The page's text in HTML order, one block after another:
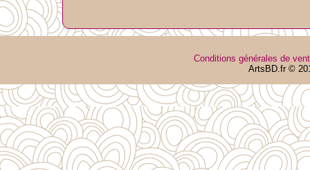
Conditions générales de
ArtsBD.fr ©